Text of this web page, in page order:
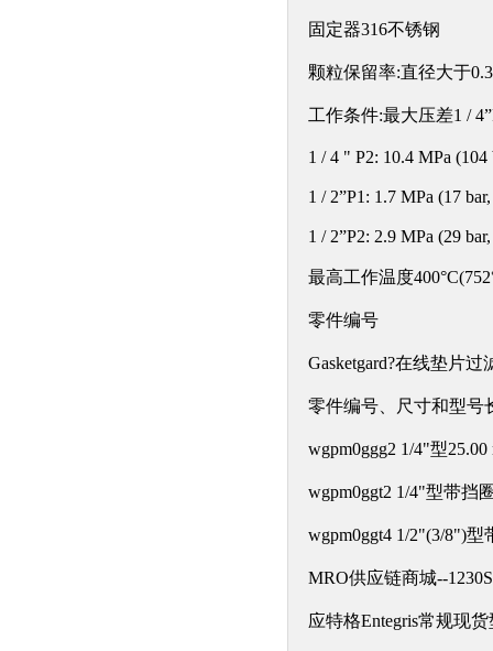
固定器316不锈钢
颗粒保留率:直径大于
工作条件:最大压差1 /
1 / 4 " P2: 10.4 MPa (104
1 / 2”P1: 1.7 MPa (17
1 / 2”P2: 2.9 MPa (29
最高工作温度
零件编号
Gasketgard?在线垫片
零件编号、尺寸和型号
wgpm0ggg2 1/4"型25.00
wgpm0ggt2 1/4"型带挡
wgpm0ggt4 1/2"(3/8")型
MRO供应链商城--
应特格Entegris常规现